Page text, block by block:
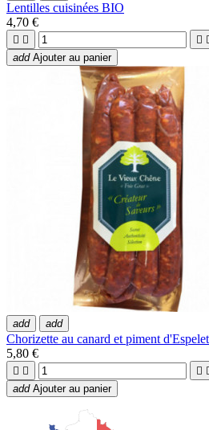
Lentilles cuisinées BIO
4,70 €
  
add Ajouter au panier
add add
Chorizette au canard et piment
5,80 €
  
add Ajouter au panier